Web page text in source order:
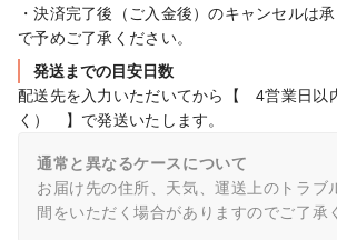
・決済完了後（ご入金後）のキャンセルは
で予めご了承ください。
発送までの目安日数
配送先を入力いただいてから【　4営業日以
く）　】で発送いたします。
通常と異なるケースについて
お届け先の住所、天気、運送上のトラブ
間をいただく場合がありますのでご了承